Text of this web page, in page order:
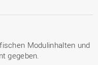
Modulinhalten und
gegeben.